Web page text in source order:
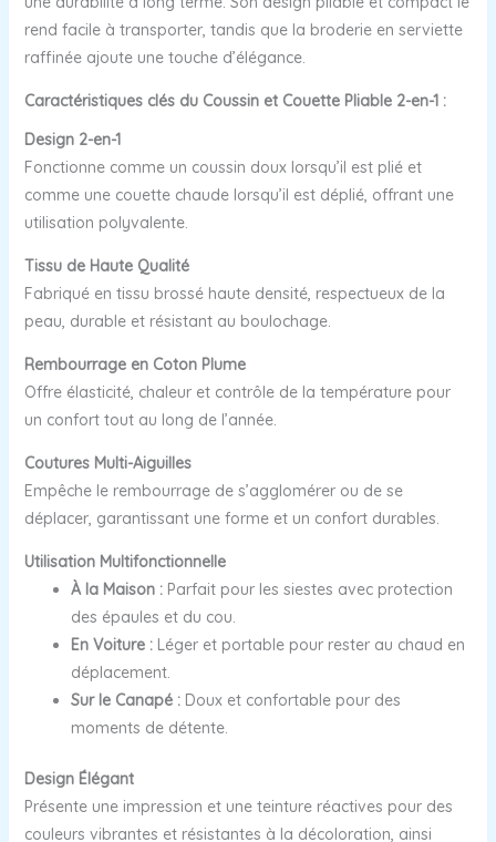
rend facile à transporter, tandis que la broderie en serviette
raffinée ajoute une touche d’élégance.
Caractéristiques clés du Coussin et Couette Pliable 2-en-1 :
Design 2-en-1
Fonctionne comme un coussin doux lorsqu’il est plié et
comme une couette chaude lorsqu’il est déplié, offrant une
utilisation polyvalente.
Tissu de Haute Qualité
Fabriqué en tissu brossé haute densité, respectueux de la
peau, durable et résistant au boulochage.
Rembourrage en Coton Plume
Offre élasticité, chaleur et contrôle de la température pour
un confort tout au long de l’année.
Coutures Multi-Aiguilles
Empêche le rembourrage de s’agglomérer ou de se
déplacer, garantissant une forme et un confort durables.
Utilisation Multifonctionnelle
À la Maison :Parfait pour les siestes avec protection
des épaules et du cou.
En Voiture :Léger et portable pour rester au chaud en
déplacement.
Sur le Canapé :Doux et confortable pour des
moments de détente.
Design Élégant
Présente une impression et une teinture réactives pour des
couleurs vibrantes et résistantes à la décoloration, ainsi